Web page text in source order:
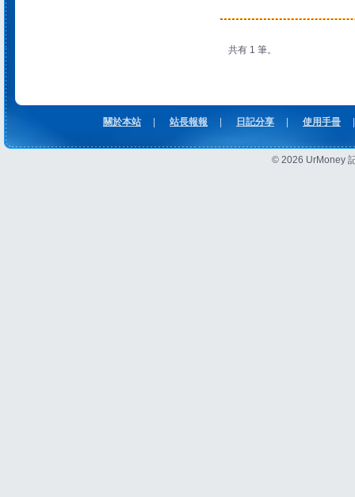
共有 1 筆。
關於本站 站長報報 日記分享 使用手冊
© 2026 UrMoney